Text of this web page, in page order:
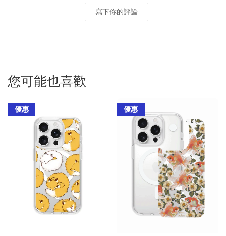
寫下你的評論
您可能也喜歡
優惠 優惠